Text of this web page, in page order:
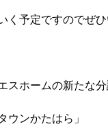
く予定ですのでぜ
スホームの新たな分
ウンかたはら」